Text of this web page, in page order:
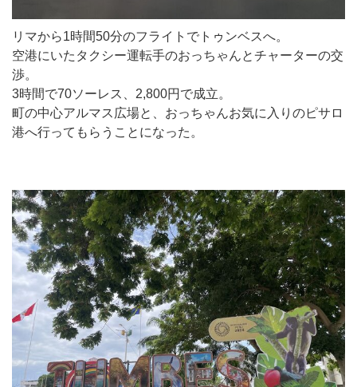
リマから1時間50分のフライトでトゥンベスへ。
空港にいたタクシー運転手のおっちゃんとチャーターの交
渉。
3時間で70ソーレス、2,800円で成立。
町の中心アルマス広場と、おっちゃんお気に入りのピサロ
港へ行ってもらうことになった。